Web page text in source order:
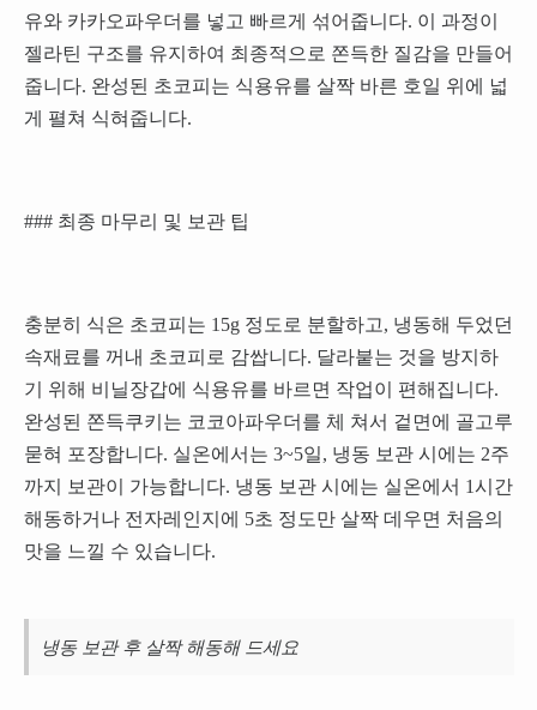
유와 카카오파우더를 넣고 빠르게 섞어줍니다. 이 과정이
젤라틴 구조를 유지하여 최종적으로 쫀득한 질감을 만들어
줍니다. 완성된 초코피는 식용유를 살짝 바른 호일 위에 넓
게 펼쳐 식혀줍니다.
### 최종 마무리 및 보관 팁
충분히 식은 초코피는 15g 정도로 분할하고, 냉동해 두었던
속재료를 꺼내 초코피로 감쌉니다. 달라붙는 것을 방지하
기 위해 비닐장갑에 식용유를 바르면 작업이 편해집니다.
완성된 쫀득쿠키는 코코아파우더를 체 쳐서 겉면에 골고루
묻혀 포장합니다. 실온에서는 3~5일, 냉동 보관 시에는 2주
까지 보관이 가능합니다. 냉동 보관 시에는 실온에서 1시간
해동하거나 전자레인지에 5초 정도만 살짝 데우면 처음의
맛을 느낄 수 있습니다.
냉동 보관 후 살짝 해동해 드세요